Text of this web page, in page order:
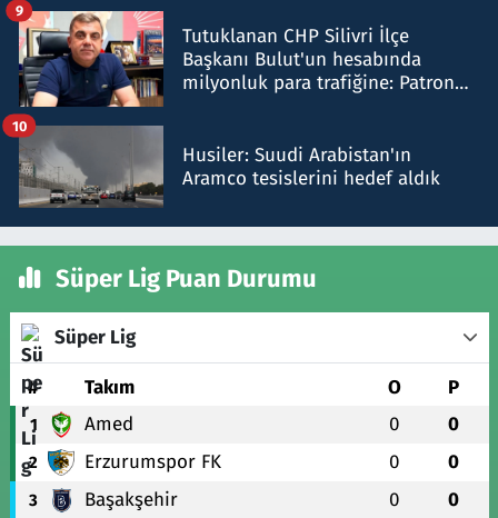
Tutuklanan CHP Silivri İlçe
Başkanı Bulut'un hesabında
milyonluk para trafiğine: Patron
9
Husiler: Suudi Arabistan'ın
Aramco tesislerini hedef aldık
10
Süper Lig Puan Durumu
Süper Lig
# Takım O P
1 Amed 0 0
2 Erzurumspor FK 0 0
3 Başakşehir 0 0